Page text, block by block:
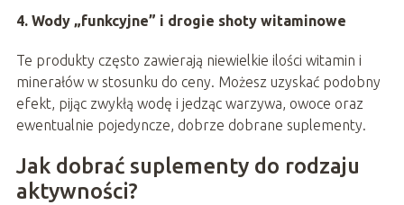
4. Wody „funkcyjne” i drogie shoty witaminowe
Te produkty często zawierają niewielkie ilości witamin i
minerałów w stosunku do ceny. Możesz uzyskać podobny
efekt, pijąc zwykłą wodę i jedząc warzywa, owoce oraz
ewentualnie pojedyncze, dobrze dobrane suplementy.
Jak dobrać suplementy do rodzaju
aktywności?